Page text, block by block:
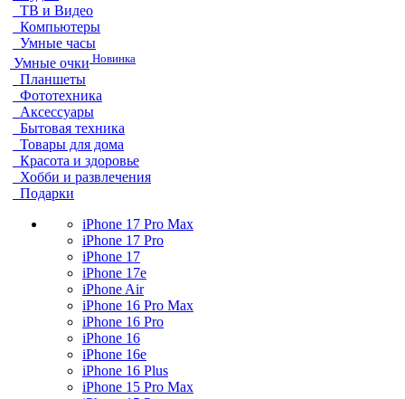
ТВ и Видео
Компьютеры
Умные часы
Умные очки Новинка
Планшеты
Фототехника
Аксессуары
Бытовая техника
Товары для дома
Красота и здоровье
Хобби и развлечения
Подарки
iPhone 17 Pro Max
iPhone 17 Pro
iPhone 17
iPhone 17e
iPhone Air
iPhone 16 Pro Max
iPhone 16 Pro
iPhone 16
iPhone 16e
iPhone 16 Plus
iPhone 15 Pro Max